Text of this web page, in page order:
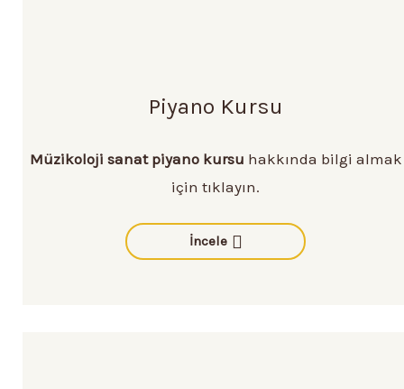
Piyano Kursu
Müzikoloji sanat piyano kursu hakkında bilgi almak
için tıklayın.
İncele